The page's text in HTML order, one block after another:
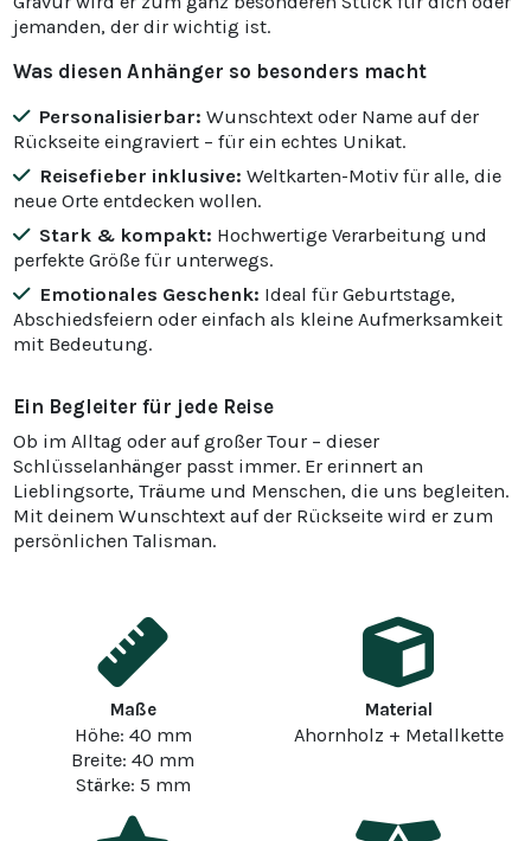
jemanden, der dir wichtig ist.
Was diesen Anhänger so besonders macht
Personalisierbar: Wunschtext oder Name auf der
Rückseite eingraviert – für ein echtes Unikat.
Reisefieber inklusive: Weltkarten-Motiv für alle, die
neue Orte entdecken wollen.
Stark & kompakt: Hochwertige Verarbeitung und
perfekte Größe für unterwegs.
Emotionales Geschenk: Ideal für Geburtstage,
Abschiedsfeiern oder einfach als kleine Aufmerksamkeit
mit Bedeutung.
Ein Begleiter für jede Reise
Ob im Alltag oder auf großer Tour – dieser
Schlüsselanhänger passt immer. Er erinnert an
Lieblingsorte, Träume und Menschen, die uns begleiten.
Mit deinem Wunschtext auf der Rückseite wird er zum
persönlichen Talisman.
Maße
Höhe: 40 mm
Breite: 40 mm
Stärke: 5 mm
Material
Ahornholz + Metallkette